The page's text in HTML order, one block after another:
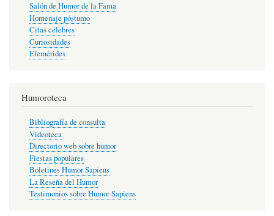
Salón de Humor de la Fama
Homenaje póstumo
Citas célebres
Curiosidades
Efemérides
Humoroteca
Bibliografía de consulta
Videoteca
Directorio web sobre humor
Fiestas populares
Boletines Humor Sapiens
La Reseña del Humor
Testimonios sobre Humor Sapiens